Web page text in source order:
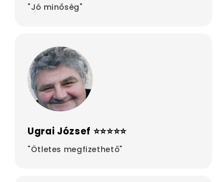
"Jó minősèg"
Ugrai József ⭐⭐⭐⭐⭐
"Ötletes megfizethető"